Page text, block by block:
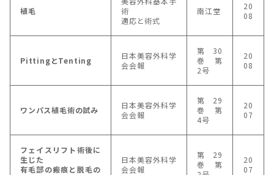
植毛
術
適応と術式
南江堂
20
08
PittingとTenting
日本美容外科学
会会報
第30
巻 第
2号
20
08
ワンパス植毛術の試み
日本美容外科学
会会報
第29
巻 第
4号
20
07
フェイスリフト術後に
生じた
有毛部の瘢痕と脱毛の
日本美容外科学
会会報
第29
巻 第
20
07